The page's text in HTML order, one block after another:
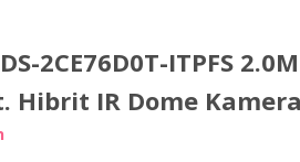
2CE76D0T-ITPFS
Hibrit IR Dome Kamera